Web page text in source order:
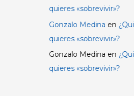
quieres «sobrevivir»?
Gonzalo Medina en
quieres «sobrevivir»?
Gonzalo Medina en
quieres «sobrevivir»?